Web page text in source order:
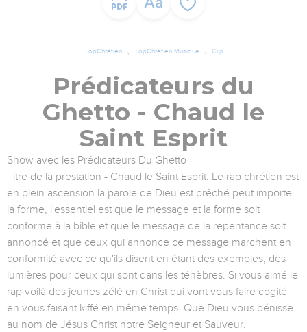
TopChrétien TopChrétien Musique Clip
Prédicateurs du
Ghetto - Chaud le
Saint Esprit
Show avec les Prédicateurs Du Ghetto
Titre de la prestation - Chaud le Saint Esprit. Le rap chrétien est
en plein ascension la parole de Dieu est prêché peut importe
la forme, l'essentiel est que le message et la forme soit
conforme à la bible et que le message de la repentance soit
annoncé et que ceux qui annonce ce message marchent en
conformité avec ce qu'ils disent en étant des exemples, des
lumières pour ceux qui sont dans les ténèbres. Si vous aimé le
rap voilà des jeunes zélé en Christ qui vont vous faire cogité
en vous faisant kiffé en même temps. Que Dieu vous bénisse
au nom de Jésus Christ notre Seigneur et Sauveur.